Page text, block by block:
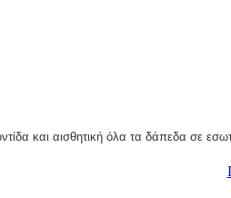
και αισθητική όλα τα δάπεδα σε